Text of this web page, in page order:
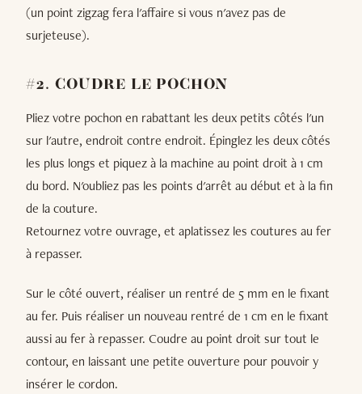
(un point zigzag fera l'affaire si vous n'avez pas de
surjeteuse).
#2. COUDRE LE POCHON
Pliez votre pochon en rabattant les deux petits côtés l'un
sur l'autre, endroit contre endroit. Épinglez les deux côtés
les plus longs et piquez à la machine au point droit à 1 cm
du bord. N'oubliez pas les points d'arrêt au début et à la fin
de la couture.
Retournez votre ouvrage, et aplatissez les coutures au fer
à repasser.
Sur le côté ouvert, réaliser un rentré de 5 mm en le fixant
au fer. Puis réaliser un nouveau rentré de 1 cm en le fixant
aussi au fer à repasser. Coudre au point droit sur tout le
contour, en laissant une petite ouverture pour pouvoir y
insérer le cordon.